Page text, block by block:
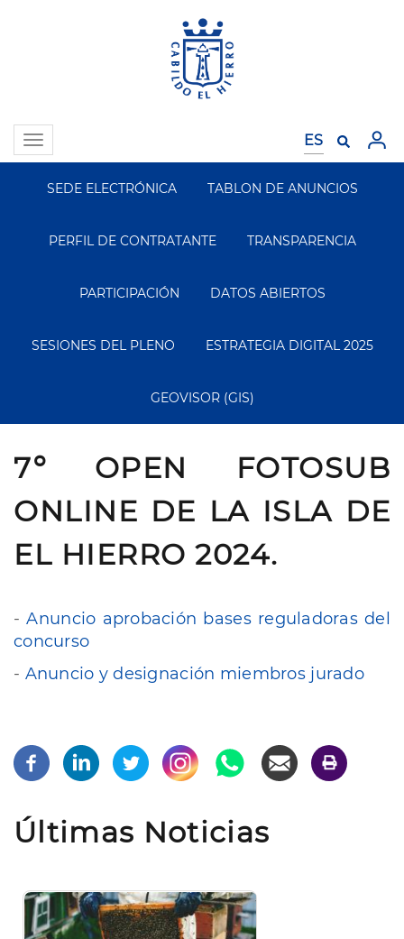
Toggle
navigation
Segundo
Menu
SEDE ELECTRÓNICA TABLON DE ANUNCIOS
PERFIL DE CONTRATANTE TRANSPARENCIA
PARTICIPACIÓN DATOS ABIERTOS
SESIONES DEL PLENO ESTRATEGIA DIGITAL 2025
GEOVISOR (GIS)
7º OPEN FOTOSUB
ONLINE DE LA ISLA DE
EL HIERRO 2024.
-Anuncio aprobación bases reguladoras del
concurso
- Anuncio y designación miembros jurado
Últimas Noticias